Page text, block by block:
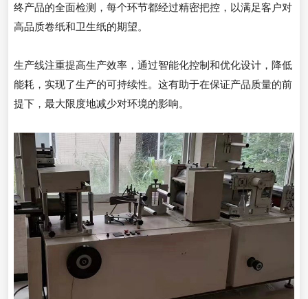
终产品的全面检测，每个环节都经过精密把控，以满足客户对
高品质卷纸和卫生纸的期望。
生产线注重提高生产效率，通过智能化控制和优化设计，降低
能耗，实现了生产的可持续性。这有助于在保证产品质量的前
提下，最大限度地减少对环境的影响。